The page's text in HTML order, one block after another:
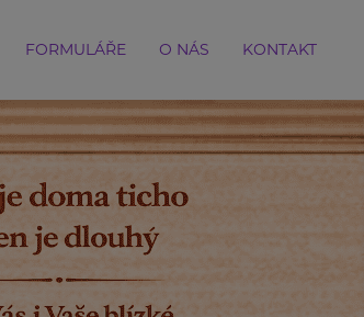
FORMULÁŘE O NÁS KONTAKT